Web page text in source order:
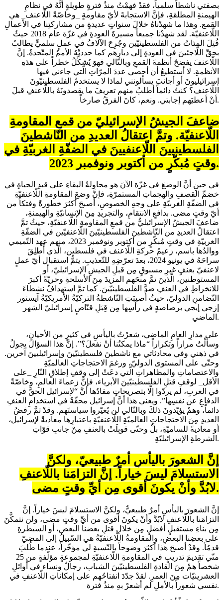
بصفتي ناشطاً سلمياً، فقدْ فهمْتُ منذُ فترةٍ طويلةٍ أنَّهُ في نظامِ
الهيمنةِ المطلقةِ، فإنَّ الاستجابةَ لأيّ مقاومةٍ _وخاصّةً اللّاعنف_ هي
القمع. وهذا ما شهدْناهُ خلالَ سنواتٍ عديدةٍ من مشاركتِنا في الأعمالِ
اللّاعنفيّة. لقد شهدْنا جميعاً مسيرةَ العودةِ في غزّة عام 2018 حيثُ
قُتِلَ المئاتُ من الفلسطينيّين وجُرِحَ الآلافُ في عملٍ سلميٍّ يطالبُ
بحقِّ اللّاجئينَ في العودةِ إلى ديارِهم كما حددتْهُ الأممُ المتّحدةُ. إنَّ
اللّاعنفَ يفضحُ أنظمةَ القمعِ وبالتّالي فهوَ يُشكِّلُ خطراً على هذهِ
الأنظمةِ. لا أستطيعُ أن أحصي عددَ المرّاتِ الّتي جاءني فيها
إسرائيليونَ أو أجانبَ يسألونني لماذا لا يستخدمُ الفلسطينيّونَ
اللّاعنف؟ كنتُ دائماً أطلبُ منهم تعريفَ ما يقصدونَهُ باللّاعنفِ قبلَ
أنْ أعطيَهم إجابتي. ونعم، كانَ الفرقُ صارخاً.
ضاعفَ الجيشُ الإسرائيليّ من قمعِ المقاومةِ
اللّاعنفيّة. وتمَّ اعتقالُ العديدِ من النّاشطينَ
الفلسطينيينَ اللّاعنفيينَ في الضفّةِ الغربيّةِ في
وقتٍ مُبكّرٍ من أكتوبر ونوفمبر 2023.
في حينِ أنَّ الوضعَ في غزّة الآنَ هو محاولةُ البقاءِ على قيدِ الحياةِ في
خضمِّ القصفِ والهجماتِ المستمرّةِ، فإنَّ وضعَ المقاومةِ اللّاعنفيّةِ
في الضفّةِ الغربيّةِ على وجهِ الخصوصِ، أصبحَ أكثرَ خطورةً وفتكاً من
أيّ وقتٍ مضى. بدافعِ الانتقامِ، والتجريدِ مِنَ الإنسانيّةِ والهيمنةِ،
ضاعفَ الجيشُ الإسرائيليُّ من قمعِ المقاومةِ اللّاعنفيّةِ، حيثُ تمَّ
اعتقالُ العديدِ من النّاشطينَ الفلسطينيّينَ اللّاعنفيّين في الضفّةِ
الغربيّةِ في وقتٍ مُبكّرٍ من أكتوبر ونوفمبر 2023، منهم عهد التّميمي
ووالدُها باسم، زعيمُ حركةِ اللّاعنف في فلسطين، الّذي أُطلِقَ
سراحَهُ في يونيو 2024، بعدَ تعرّضِهِ للتّعذيبِ. يتمُّ استقبال أيّ عملٍ
لاعنفيّ بعنفٍ غيرِ مسبوقٍ مِن قبلِ الجيشِ الإسرائيليّ، أو
المستوطنين، الّذينَ تمَّ منحَهم المزيدَ مِنَ الأسلحةِ وحريّةً أكبرَ
للانخراطِ في العنفِ ضدَّ الفلسطينيّينَ. كما تمَّ استهدافُ نشطاءَ
التّضامنِ الدوليّ، حيثُ أُصيبَتِ النّاشطةُ التركيّةُ الأمريكيّةُ آيسنور
إزجي إيجي برصاصةٍ في رأسِها مِن قِبَلِ قنّاصٍ إسرائيليّ الشهر
الماضي.
على مدارِ العامِ الماضي، شعرْتُ باليأسِ في كثيرٍ من الأحيانِ،
وسألْتُ مراراً وتكراراً “ماذا يمكنُنا أنْ نفعلَ؟”. إنَّ هذا السؤالَ يجولُ
في ذهني وفي محادثاتي مع ناشطينَ فلسطينيّينَ وإسرائيليينَ آخرين.
وحتّى على المستوى الدوليّ، ورغمَ الاحتجاجاتِ العالميّةِ
والاعتصاماتِ والمظاهراتِ الّتي دعَتْ إلى وقفِ إطلاقِ النّارِ _على
الأقل_ لوقفِ قتلِ الفلسطينيّينَ الأبرياء، فإنَّ زعماءَ العالمِ، وخاصّةً
في الغربِ، لم يردّوا إلّا بتصريحاتٍ مفادُها أنَّ “لإسرائيل الحقَّ في
الدفاعِ عن نفسِها”. ويعني هذا أنَّ إسرائيل محقّةٌ في استخدامِ العنفِ
دائماً، وهمْ يؤيّدونَ ذلكَ وبالتّالي لن يُغيّروا سياستَهم. وقدْ تمَّ رفضُ
العديدِ مِنَ الاحتجاجاتِ العالميّةِ اللّاعنفيّةِ باعتبارِها معاديةً لإسرائيل،
أو معاديةً للساميّةِ، بلْ وحتّى قوبِلَتْ بالعنفِ مِنْ جانبِ قوّاتِ
الشرطةِ الإسرائيليّةِ.
إنَّ الشعورَ باليأسِ أمرٌ طبيعيّ، ولكنَّ
الاستسلامَ ليسَ خياراً. إنَّ التزامَنا باللّاعنفِ
لابُدَّ وأنْ يكونَ أقوى مِن أيِّ وقتٍ مضى.
إنَّ الشعورَ باليأسِ أمرٌ طبيعيٌّ، ولكنَّ الاستسلامَ ليسَ خياراً. إنَّ
التزامَنا باللّاعنفِ لابُدَّ وأنْ يكونَ أقوى من أيِّ وقتٍ مضى، ولن نتمكَّنَ
مِن بناءِ مستقبلٍ أفضلٍ مِن خلالِ قتلِ بعضنا البعض، أو السيطرةِ
على بعضِنا البعضِ، والمقاومةُ اللّاعنفيّةُ هي السّبيلُ إلى المضيّ
قدمُاً. وقدْ أصبحَ هذا أكثرَ وضوحاً بالنّسبةِ لي مؤخّراً، عندما طُلبَ
منّي تقديمَ تدريبٍ في المقاومةِ اللّاعنفيّةِ لمجموعةٍ مؤلّفةٍ من 25
شخصاً همْ مِنَ القادةِ الفلسطينيّينَ الشباب، رجالٌ ونساء في أوائلِ
العشرينيّات مِنَ العمرِ. لقدْ جدّدَ انفتاحُهم على إمكاناتِ اللّاعنفِ في
نفسي شعوراً بالأملِ لم أشعرْ بهِ منذُ فترة.